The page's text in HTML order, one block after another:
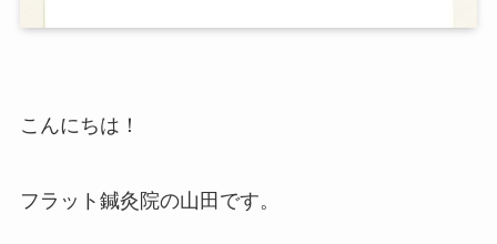
こんにちは！
フラット鍼灸院の山田です。